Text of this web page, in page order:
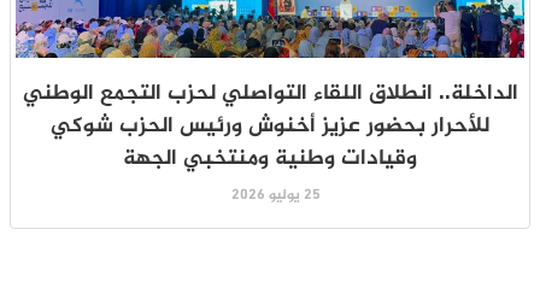
الداخلة.. انطلاق اللقاء التواصلي لحزب التجمع الوطني
للأحرار بحضور عزيز أخنوش ورئيس الحزب شوكي
وقيادات وطنية ومنتخبي الجهة
25 يوليو 2026